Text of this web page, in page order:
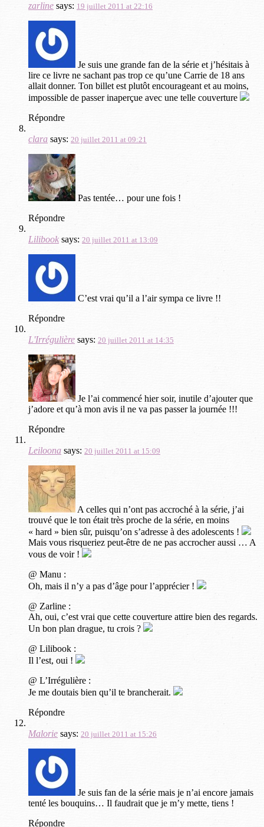
zarline says: 19 juillet 2011 at 22:16
Je suis une grande fan de la série et j’hésitais à
lire ce livre ne sachant pas trop ce qu’une Carrie de 18 ans
allait donner. Ton billet est plutôt encourageant et au moins,
impossible de passer inaperçue avec une telle couverture
Répondre
clara says: 20 juillet 2011 at 09:21
Pas tentée… pour une fois !
Répondre
Lilibook says: 20 juillet 2011 at 13:09
C’est vrai qu’il a l’air sympa ce livre !!
Répondre
L'Irrégulière says: 20 juillet 2011 at 14:35
Je l’ai commencé hier soir, inutile d’ajouter que
j’adore et qu’à mon avis il ne va pas passer la journée !!!
Répondre
Leiloona says: 20 juillet 2011 at 15:09
A celles qui n’ont pas accroché à la série, j’ai
trouvé que le ton était très proche de la série, en moins
« hard » bien sûr, puisqu’on s’adresse à des adolescents !
Mais vous risqueriez peut-être de ne pas accrocher aussi … A
vous de voir !
@ Manu :
Oh, mais il n’y a pas d’âge pour l’apprécier !
@ Zarline :
Ah, oui, c’est vrai que cette couverture attire bien des regards.
Un bon plan drague, tu crois ?
@ Lilibook :
Il l’est, oui !
@ L’Irrégulière :
Je me doutais bien qu’il te brancherait.
Répondre
Malorie says: 20 juillet 2011 at 15:26
Je suis fan de la série mais je n’ai encore jamais
tenté les bouquins… Il faudrait que je m’y mette, tiens !
Répondre